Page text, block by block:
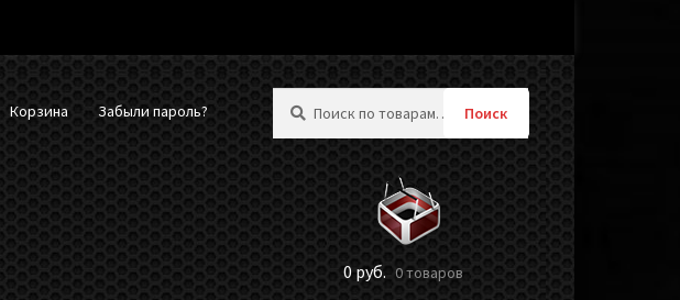
Корзина Забыли пароль? Поиск
0руб. 0 товаров